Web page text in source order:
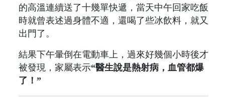
的高溫連續送了十幾單快遞，當天中午回家吃飯
時就曾表述過身體不適，還喝了些冰飲料，就又
出門了。
結果下午暈倒在電動車上，過來好幾個小時後才
被發現，家屬表示“醫生說是熱射病，血管都爆
了！”